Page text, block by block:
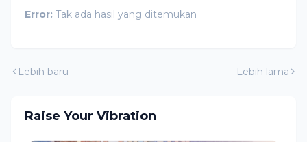
Error: Tak ada hasil yang ditemukan
Lebih baru Lebih lama
Raise Your Vibration